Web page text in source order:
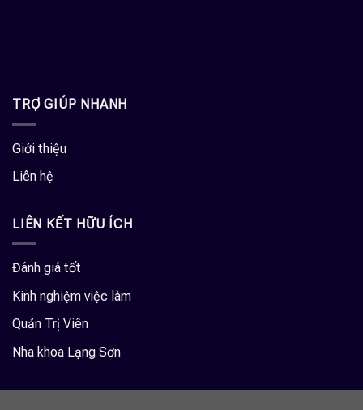
TRỢ GIÚP NHANH
Giới thiệu
Liên hệ
LIÊN KẾT HỮU ÍCH
Đánh giá tốt
Kinh nghiệm việc làm
Quản Trị Viên
Nha khoa Lạng Sơn